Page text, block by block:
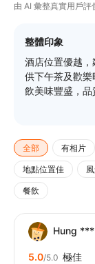
由 AI 彙整真實用戶評
整體印象
酒店位置優越
供下午茶及歡
飲美味豐盛，品
全部 有相片
地點位置佳
餐飲
Hung
5.0/5.0 極佳